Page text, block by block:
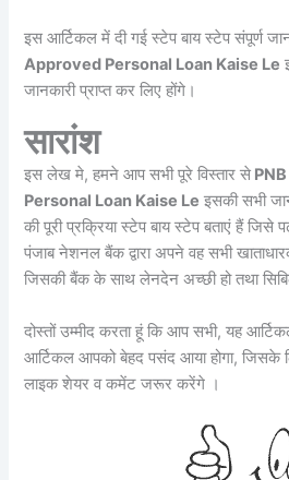
इस आर्टिकल में दी गई स्टेप बाय स्टेप संपूर्ण
Approved Personal Loan Kaise Le
जानकारी प्राप्त कर लिए होंगे।
सारांश
इस लेख मे, हमने आप सभी पूरे विस्तार से
Personal Loan Kaise Le इसकी सभी
की पूरी प्रक्रिया स्टेप बाय स्टेप बताएं हैं
पंजाब नेशनल बैंक द्वारा अपने वह सभी
जिसकी बैंक के साथ लेनदेन अच्छी हो तथा
दोस्तों उम्मीद करता हूं कि आप सभी, यह
आर्टिकल आपको बेहद पसंद आया होगा, जिसके
लाइक शेयर व कमेंट जरूर करेंगे ।